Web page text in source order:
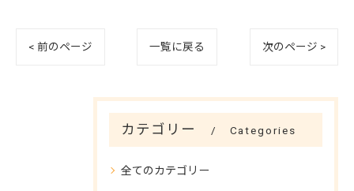
< 前のページ 一覧に戻る 次のページ >
カテゴリー Categories
全てのカテゴリー